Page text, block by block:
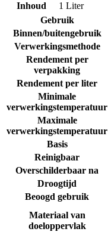
Inhoud
1 Liter
Gebruik
Binnen/buitengebruik
Verwerkingsmethode
Rendement per
verpakking
Rendement per liter
Minimale
verwerkingstemperatuur
Maximale
verwerkingstemperatuur
Basis
Reinigbaar
Overschilderbaar na
Droogtijd
Beoogd gebruik
Materiaal van
doeloppervlak